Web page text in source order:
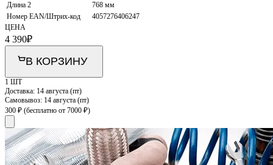
Длина 2
768 мм
Номер EAN/Штрих-код
4057276406247
ЦЕНА
4 390₽
В КОРЗИНУ
1 ШТ
Доставка: 14 августа (пт)
Самовывоз: 14 августа (пт)
300 ₽ (бесплатно от 7000 ₽)